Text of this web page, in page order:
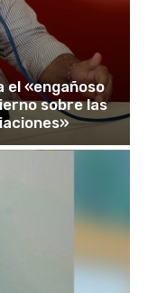
el «engañoso
sobre las